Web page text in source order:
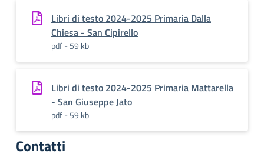
Libri di testo 2024-2025 Primaria Dalla
Chiesa - San Cipirello
pdf - 59 kb
Libri di testo 2024-2025 Primaria Mattarella
- San Giuseppe Jato
pdf - 59 kb
Contatti